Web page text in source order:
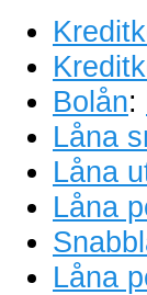
Bolån:
Låna
Låna
Låna
Låna